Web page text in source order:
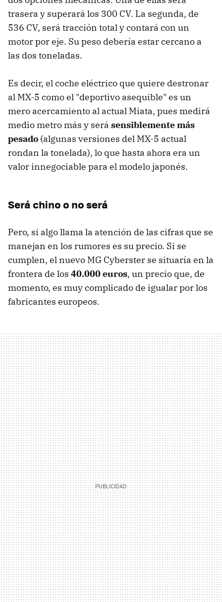
trasera y superará los 300 CV. La segunda, de
536 CV, será tracción total y contará con un
motor por eje. Su peso debería estar cercano a
las dos toneladas.
Es decir, el coche eléctrico que quiere destronar
al MX-5 como el "deportivo asequible" es un
mero acercamiento al actual Miata, pues medirá
medio metro más y será sensiblemente más
pesado (algunas versiones del MX-5 actual
rondan la tonelada), lo que hasta ahora era un
valor innegociable para el modelo japonés.
Será chino o no será
Pero, si algo llama la atención de las cifras que se
manejan en los rumores es su precio. Si se
cumplen, el nuevo MG Cyberster se situaría en la
frontera de los 40.000 euros, un precio que, de
momento, es muy complicado de igualar por los
fabricantes europeos.